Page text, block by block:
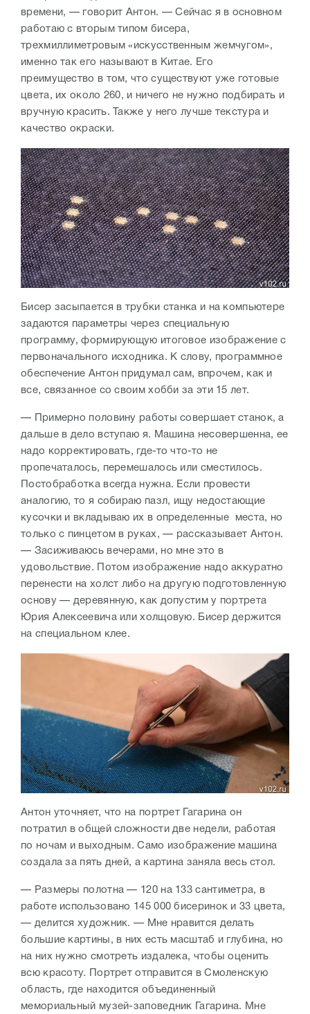
времени, — говорит Антон. — Сейчас я в основном
работаю с вторым типом бисера,
трехмиллиметровым «искусственным жемчугом»,
именно так его называют в Китае. Его
преимущество в том, что существуют уже готовые
цвета, их около 260, и ничего не нужно подбирать и
вручную красить. Также у него лучше текстура и
качество окраски.
Бисер засыпается в трубки станка и на компьютере
задаются параметры через специальную
программу, формирующую итоговое изображение с
первоначального исходника. К слову, программное
обеспечение Антон придумал сам, впрочем, как и
все, связанное со своим хобби за эти 15 лет.
— Примерно половину работы совершает станок, а
дальше в дело вступаю я. Машина несовершенна, ее
надо корректировать, где-то что-то не
пропечаталось, перемешалось или сместилось.
Постобработка всегда нужна. Если провести
аналогию, то я собираю пазл, ищу недостающие
кусочки и вкладываю их в определенные места, но
только с пинцетом в руках, — рассказывает Антон.
— Засиживаюсь вечерами, но мне это в
удовольствие. Потом изображение надо аккуратно
перенести на холст либо на другую подготовленную
основу — деревянную, как допустим у портрета
Юрия Алексеевича или холщовую. Бисер держится
на специальном клее.
Антон уточняет, что на портрет Гагарина он
потратил в общей сложности две недели, работая
по ночам и выходным. Само изображение машина
создала за пять дней, а картина заняла весь стол.
— Размеры полотна — 120 на 133 сантиметра, в
работе использовано 145 000 бисеринок и 33 цвета,
— делится художник. — Мне нравится делать
большие картины, в них есть масштаб и глубина, но
на них нужно смотреть издалека, чтобы оценить
всю красоту. Портрет отправится в Смоленскую
область, где находится объединенный
мемориальный музей-заповедник Гагарина. Мне